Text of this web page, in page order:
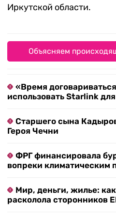
Иркутской области.
Объясняем
«Время
использовать Starlink
Старшего сына
Героя Чечни
ФРГ финансировала
вопреки климатическим
Мир, деньги, жилье:
расколола